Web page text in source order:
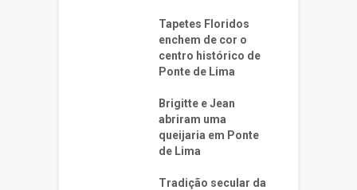
Tapetes Floridos
enchem de cor o
centro histórico de
Ponte de Lima
Brigitte e Jean
abriram uma
queijaria em Ponte
de Lima
Tradição secular da